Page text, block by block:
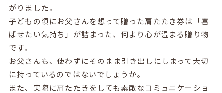
がりました。
子どもの頃にお父さんを想って贈った肩たたき券は「喜
ばせたい気持ち」が詰まった、何より心が温まる贈り物
です。
お父さんも、使わずにそのまま引き出しにしまって大切
に持っているのではないでしょうか。
また、実際に肩たたきをしても素敵なコミュニケーショ